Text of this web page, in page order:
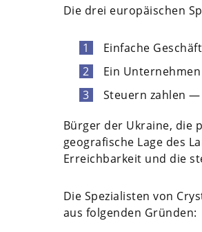
Die drei europäischen
Einfache
Ein
Steuern zahlen
Bürger der Ukraine, die
geografische Lage des
Erreichbarkeit und die
Die Spezialisten von
aus folgenden Gründen: